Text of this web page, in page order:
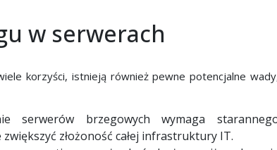
w serwerach
korzyści, istnieją również pewne potencjalne
serwerów brzegowych wymaga
złożoność całej infrastruktury IT.